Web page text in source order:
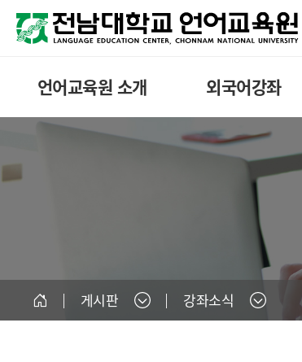
언어교육원 소개 외국어강좌
게시판 강좌소식